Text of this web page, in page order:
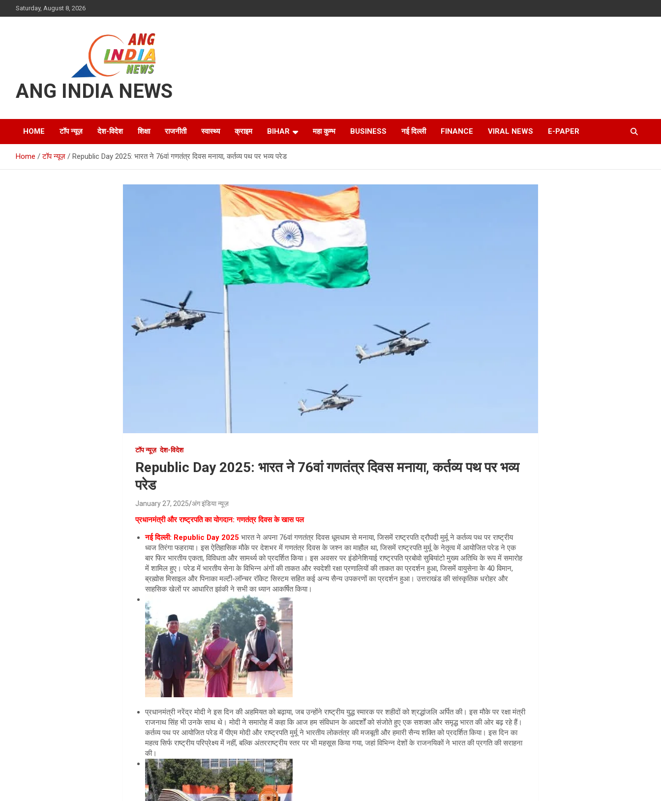
to
Saturday, August 8, 2026
ANG INDIA NEWS
HOME टॉप न्यूज़ देश-विदेश शिक्षा राजनीती स्वास्थ्य क्राइम BIHAR महा कुम्भ BUSINESS नई दिल्ली FINANCE VIRAL NEWS E-PAPER
Home टॉप न्यूज़ Republic Day 2025: भारत ने 76वां गणतंत्र दिवस मनाया, कर्तव्य पथ पर भव्य परेड
टॉप न्यूज़ देश-विदेश
Republic Day 2025: भारत ने 76वां गणतंत्र दिवस मनाया, कर्तव्य पथ पर भव्य
परेड
January 27, 2025 अंग इंडिया न्यूज़
प्रधानमंत्री और राष्ट्रपति का योगदान: गणतंत्र दिवस के खास पल
नई दिल्ली: Republic Day 2025 भारत ने अपना 76वां गणतंत्र दिवस धूमधाम से मनाया, जिसमें राष्ट्रपति द्रौपदी मुर्मू ने कर्तव्य पथ पर राष्ट्रीय
ध्वज तिरंगा फहराया। इस ऐतिहासिक मौके पर देशभर में गणतंत्र दिवस के जश्न का माहौल था, जिसमें राष्ट्रपति मुर्मू के नेतृत्व में आयोजित परेड ने एक
बार फिर भारतीय एकता, विविधता और सामर्थ्य को प्रदर्शित किया। इस अवसर पर इंडोनेशियाई राष्ट्रपति प्रबोवो सुबियांटो मुख्य अतिथि के रूप में समारोह
में शामिल हुए। परेड में भारतीय सेना के विभिन्न अंगों की ताकत और स्वदेशी रक्षा प्रणालियों की ताकत का प्रदर्शन हुआ, जिसमें वायुसेना के 40 विमान,
ब्रह्मोस मिसाइल और पिनाका मल्टी-लॉन्चर रॉकेट सिस्टम सहित कई अन्य सैन्य उपकरणों का प्रदर्शन हुआ। उत्तराखंड की सांस्कृतिक धरोहर और
साहसिक खेलों पर आधारित झांकी ने सभी का ध्यान आकर्षित किया।
प्रधानमंत्री नरेंद्र मोदी ने इस दिन की अहमियत को बढ़ाया, जब उन्होंने राष्ट्रीय युद्ध स्मारक पर शहीदों को श्रद्धांजलि अर्पित की। इस मौके पर रक्षा मंत्री
राजनाथ सिंह भी उनके साथ थे। मोदी ने समारोह में कहा कि आज हम संविधान के आदर्शों को संजोते हुए एक सशक्त और समृद्ध भारत की ओर बढ़ रहे हैं।
कर्तव्य पथ पर आयोजित परेड में पीएम मोदी और राष्ट्रपति मुर्मू ने भारतीय लोकतंत्र की मजबूती और हमारी सैन्य शक्ति को प्रदर्शित किया। इस दिन का
महत्व सिर्फ राष्ट्रीय परिप्रेक्ष्य में नहीं, बल्कि अंतरराष्ट्रीय स्तर पर भी महसूस किया गया, जहां विभिन्न देशों के राजनयिकों ने भारत की प्रगति की सराहना
की।